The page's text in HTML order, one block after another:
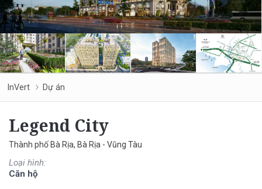
InVert Dự án
Legend City
Thành phố Bà Rịa, Bà Rịa - Vũng Tàu
Loại hình:
Căn hộ